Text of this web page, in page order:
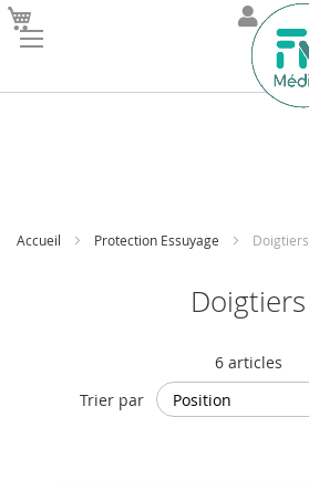
Accueil Protection Essuyage Doigtiers
Doigtiers
6articles
Trier par